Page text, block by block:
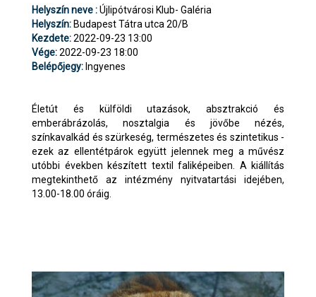
Helyszín neve :Újlipótvárosi Klub- Galéria
Helyszín: Budapest Tátra utca 20/B
Kezdete:2022-09-23 13:00
Vége:2022-09-23 18:00
Belépőjegy: Ingyenes
Életút és külföldi utazások, absztrakció és
emberábrázolás, nosztalgia és jövőbe nézés,
színkavalkád és szürkeség, természetes és szintetikus -
ezek az ellentétpárok együtt jelennek meg a művész
utóbbi években készített textil faliképeiben. A kiállítás
megtekinthető az intézmény nyitvatartási idejében,
13.00-18.00 óráig.